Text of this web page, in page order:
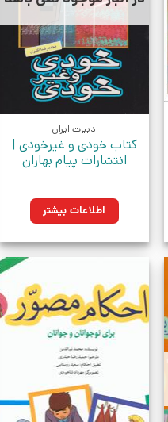
ادبیات ایران
کتاب خودی و غیرخودی |
انتشارات پیام بهاران
اطلاعات بیشتر